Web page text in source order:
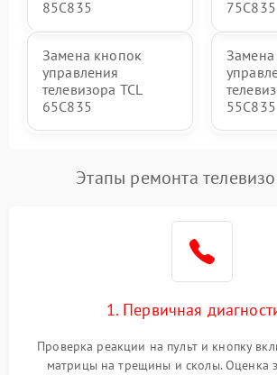
85C835 75C835
Замена кнопок
управления
телевизора TCL
65C835
55C835
Этапы ремонта
1. Первичная
Проверка реакции на пульт и кнопку
матрицы на трещины и сколы. Оценка